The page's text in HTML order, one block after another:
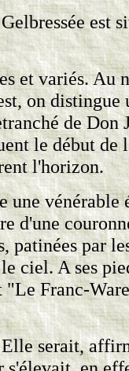
est
et variés.
on
de
le début
l'horizon.
une
d'une
patinées par
ciel. A ses
Franc-
serait,